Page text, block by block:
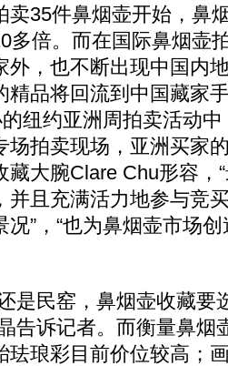
卖35件鼻烟壶开始，鼻
多倍。而在国际鼻烟壶
外，也不断出现中国内
精品将回流到中国藏家
纽约亚洲周拍卖活动中
场拍卖现场，亚洲买家
藏大腕Clare Chu形容，
且充满活力地参与竞
”，“也为鼻烟壶市场
民窑，鼻烟壶收藏要
告诉记者。而衡量鼻烟
珐琅彩目前价位较高；